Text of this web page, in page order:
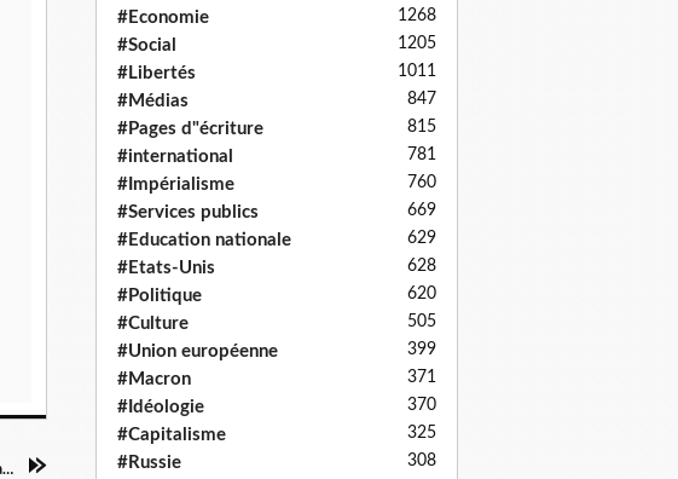
"Leurs hommages à l’innomable", par Bertrand Renouvin
#Economie 1268
#Social 1205
#Libertés 1011
#Médias 847
#Pages d"écriture 815
#international 781
#Impérialisme 760
#Services publics 669
#Education nationale 629
#Etats-Unis 628
#Politique 620
#Culture 505
#Union européenne 399
#Macron 371
#Idéologie 370
#Capitalisme 325
#Russie 308